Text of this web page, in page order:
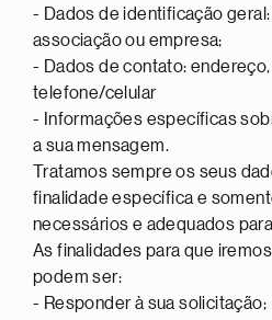
- Dados de identificação
associação ou empresa;
- Dados de contato:
telefone/celular
- Informações específicas
a sua mensagem.
Tratamos sempre os seus
finalidade específica e
necessários e adequados
As finalidades para que
podem ser:
- Responder à sua solicitação;